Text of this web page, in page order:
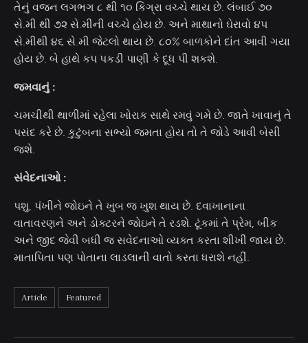
તેનું વજન લગભગ ૮ થી ૧૦ કિગ્રા વચ્ચે થાય છે. લંબાઈ ૭૦
સે.મી થી ૭૨ સે.મીની વચ્ચે હોય છે. અને માથાનો ઘેરાવો ૪૫
સે.મીથી ૪૬ સે.મી જેટલો થાય છે. ૮૦% બાળકોને દાંત આવી ગયા
હોય છે. બે હાથે કપ પકડી પાણી કે દૂધ પી શકશે.
જમવાનું :
ચમચીથી થાળીમાં રહેલા ખોરાક સાથે રમવું ગમે છે. જાતે ખાવાનું તે
પસંદ કરે છે. કુટુંબના સભ્યો જમતા હોય તો તે જોડે આવી બેસી
જશે.
સંવેદનાઓ :
પશુ, પંખીને જોઇને તે ખુબ જ ખુશ થાય છે. દવાખાનાના
વાતાવરણને અને ડોક્ટરને જોઇને તે રડશે. ટૂંકમાં તે પ્રેમ, બીક
અને જીદ જેવી બધી જ સવેદનાઓ વ્યક્ત કરતા શીખી જાય છે.
માતાપિતા પણ પોતાના લાડલાની વાતો કરતા ધરાશે નહીં.
Article Featured